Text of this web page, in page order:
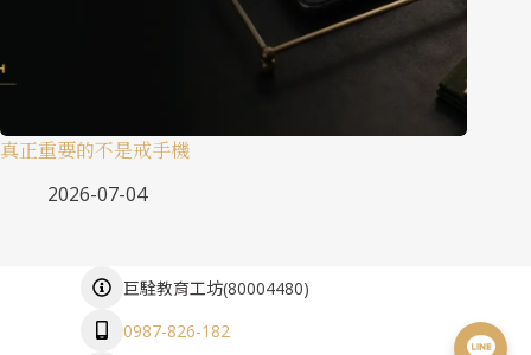
真正重要的不是戒手機
2026-07-04
巨駩教育工坊(80004480)
0987-826-182